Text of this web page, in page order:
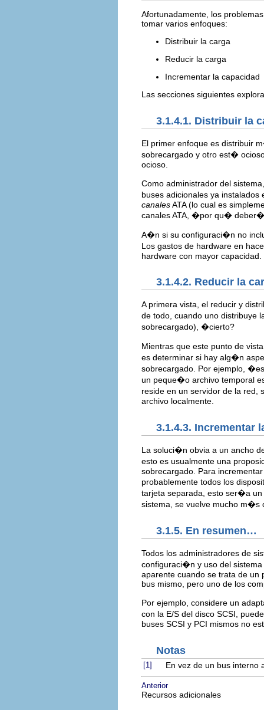
Afortunadamente, los
tomar varios enfoques:
Distribuir la carga
Reducir la carga
Incrementar la capacidad
Las secciones siguientes
3.1.4.1. Distribuir la
El primer enfoque es distribuir
sobrecargado y otro est�
ocioso.
Como administrador del
buses adicionales ya
canalesATA (lo cual es
canales ATA, �por qu�
A�n si su configuraci�n no
Los gastos de hardware en
hardware con mayor capacidad.
3.1.4.2. Reducir la
A primera vista, el reducir y
de todo, cuando uno distribuye
sobrecargado), �cierto?
Mientras que este punto de
es determinar si hay alg�n
sobrecargado. Por ejemplo,
un peque�o archivo temporal
reside en un servidor de la
archivo localmente.
3.1.4.3. Incrementar
La soluci�n obvia a un ancho
esto es usualmente una
sobrecargado. Para
probablemente todos los
tarjeta separada, esto ser�a un
sistema, se vuelve mucho
3.1.5. En resumen…
Todos los administradores de
configuraci�n y uso del
aparente cuando se trata de un
bus mismo, pero uno de los
Por ejemplo, considere un
con la E/S del disco SCSI,
buses SCSI y PCI mismos no
Notas
[1] En vez de un bus interno
Anterior
Recursos adicionales